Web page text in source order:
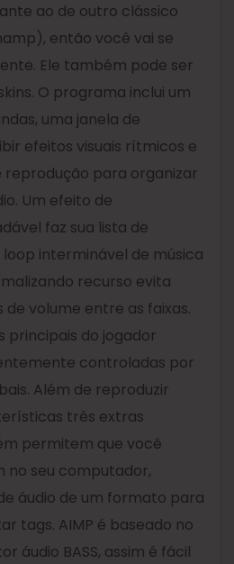
ao de outro clássico
então você vai se
Ele também pode ser
O programa inclui um
uma janela de
efeitos visuais rítmicos e
reprodução para organizar
Um efeito de
faz sua lista de
interminável de música
recurso evita
volume entre as faixas.
principais do jogador
controladas por
Além de reproduzir
três extras
permitem que você
no seu computador,
áudio de um formato para
tags. AIMP é baseado no
áudio BASS, assim é fácil